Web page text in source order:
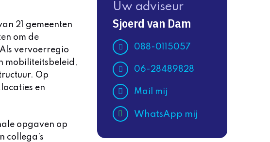
21 gemeenten
om de
vervoerregio
mobiliteitsbeleid,
Op
en
opgaven op
collega’s
Uw adviseur
Sjoerd van Dam
088-0115057
06-28489828
Mail mij
WhatsApp mij